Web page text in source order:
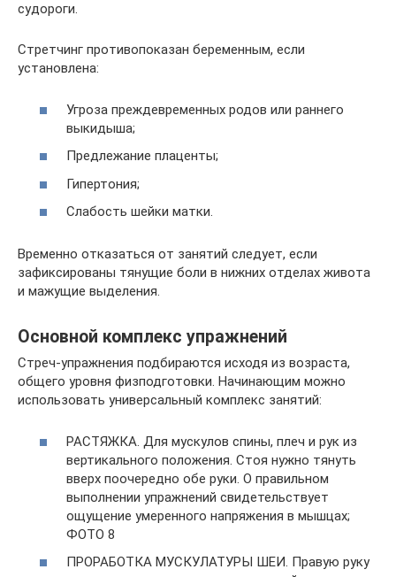
судороги.
Стретчинг противопоказан беременным, если
установлена:
Угроза преждевременных родов или раннего
выкидыша;
Предлежание плаценты;
Гипертония;
Слабость шейки матки.
Временно отказаться от занятий следует, если
зафиксированы тянущие боли в нижних отделах живота
и мажущие выделения.
Основной комплекс упражнений
Стреч-упражнения подбираются исходя из возраста,
общего уровня физподготовки. Начинающим можно
использовать универсальный комплекс занятий:
РАСТЯЖКА. Для мускулов спины, плеч и рук из
вертикального положения. Стоя нужно тянуть
вверх поочередно обе руки. О правильном
выполнении упражнений свидетельствует
ощущение умеренного напряжения в мышцах;
ФОТО 8
ПРОРАБОТКА МУСКУЛАТУРЫ ШЕИ. Правую руку